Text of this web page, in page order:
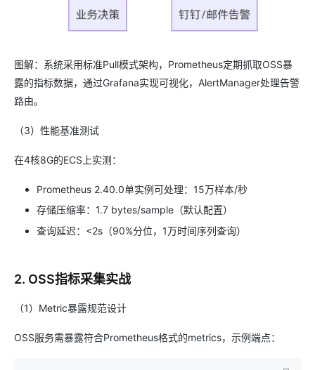
图解：系统采用标准Pull模式架构，Prometheus定期抓取OSS暴
露的指标数据，通过Grafana实现可视化，AlertManager处理告警
路由。
（3）性能基准测试
在4核8G的ECS上实测：
Prometheus 2.40.0单实例可处理：15万样本/秒
存储压缩率：1.7 bytes/sample（默认配置）
查询延迟：<2s（90%分位，1万时间序列查询）
2. OSS指标采集实战
（1）Metric暴露规范设计
OSS服务需暴露符合Prometheus格式的metrics，示例端点：